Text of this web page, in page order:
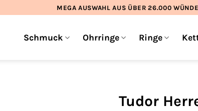
MEGA AUSWAHL AUS ÜBER 26.000
Schmuck Ohrringe Ringe
Tudor